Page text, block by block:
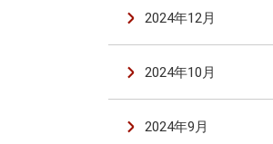
2024年12月
2024年10月
2024年9月